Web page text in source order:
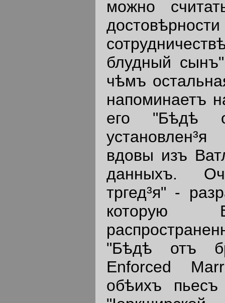
можно
блудный
чѣмъ
напоминаетъ
его "Бѣдѣ
вдовы изъ
данныхъ.
тргед³я" -
которую
"Бѣдѣ отъ
Enforced
обѣихъ